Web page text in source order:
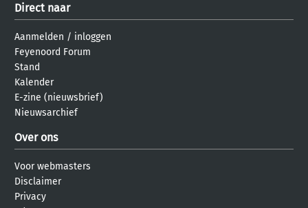
Direct naar
Aanmelden / inloggen
Feyenoord Forum
Stand
Kalender
E-zine (nieuwsbrief)
Nieuwsarchief
Over ons
Voor webmasters
Disclaimer
Privacy